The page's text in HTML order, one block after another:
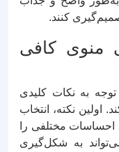
کنند.
منوی کافی
توجه به نکات کلیدی
اولین نکته، انتخاب
مختلفی را
به شکل‌گیری